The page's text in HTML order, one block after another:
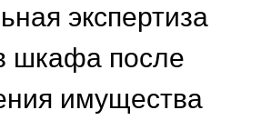
экспертиза
шкафа после
имущества